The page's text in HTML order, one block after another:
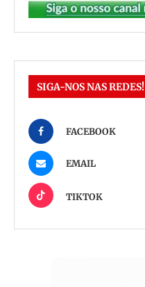
SIGA-NOS NAS REDES!
FACEBOOK
EMAIL
TIKTOK